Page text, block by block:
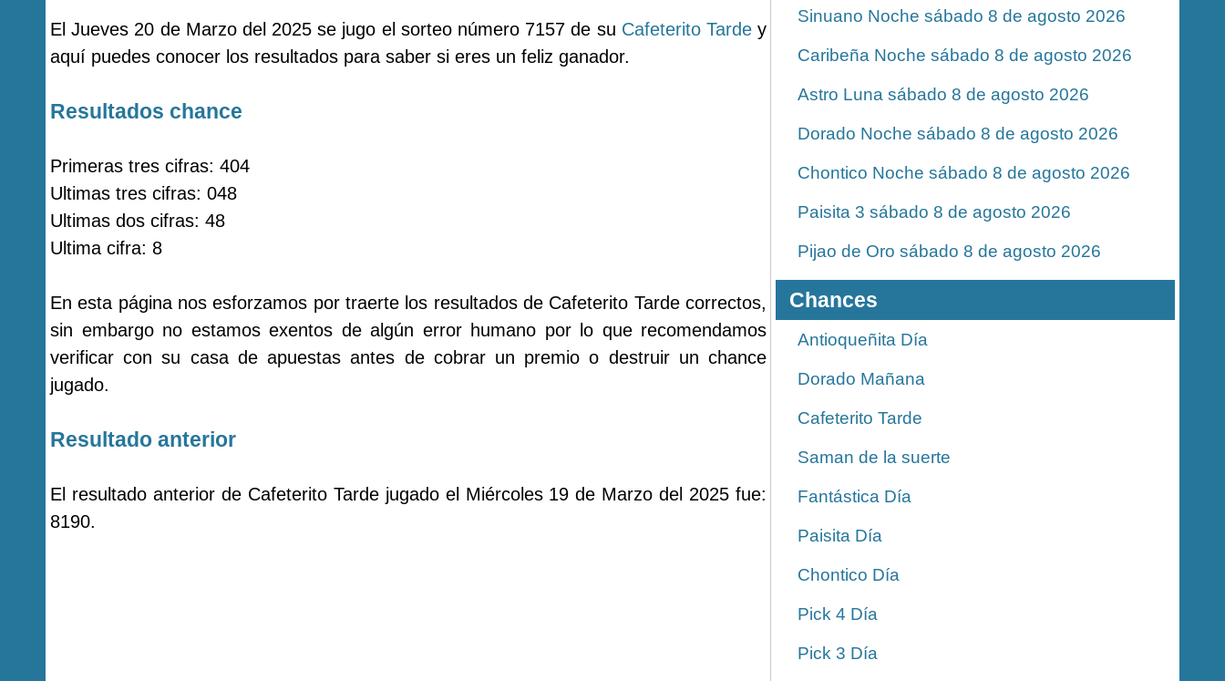
El Jueves 20 de Marzo del 2025 se jugo el sorteo número 7157 de su Cafeterito Tardey
aquí puedes conocer los resultados para saber si eres un feliz ganador.
Resultados chance
Primeras tres cifras: 404
Ultimas tres cifras: 048
Ultimas dos cifras: 48
Ultima cifra: 8
En esta página nos esforzamos por traerte los resultados de Cafeterito Tarde correctos,
sin embargo no estamos exentos de algún error humano por lo que recomendamos
verificar con su casa de apuestas antes de cobrar un premio o destruir un chance
jugado.
Resultado anterior
El resultado anterior de Cafeterito Tarde jugado el Miércoles 19 de Marzo del 2025 fue:
8190.
Sinuano Noche sábado 8 de agosto 2026
Caribeña Noche sábado 8 de agosto 2026
Astro Luna sábado 8 de agosto 2026
Dorado Noche sábado 8 de agosto 2026
Chontico Noche sábado 8 de agosto 2026
Paisita 3 sábado 8 de agosto 2026
Pijao de Oro sábado 8 de agosto 2026
Chances
Antioqueñita Día
Dorado Mañana
Cafeterito Tarde
Saman de la suerte
Fantástica Día
Paisita Día
Chontico Día
Pick 4 Día
Pick 3 Día